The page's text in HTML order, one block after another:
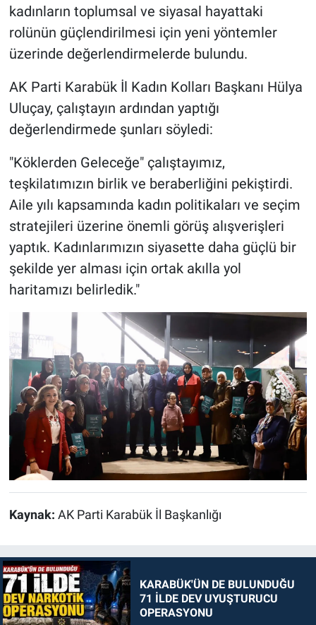
kadınların toplumsal ve siyasal hayattaki
rolünün güçlendirilmesi için yeni yöntemler
üzerinde değerlendirmelerde bulundu.
AK Parti Karabük İl Kadın Kolları Başkanı Hülya
Uluçay, çalıştayın ardından yaptığı
değerlendirmede şunları söyledi:
"Köklerden Geleceğe" çalıştayımız,
teşkilatımızın birlik ve beraberliğini pekiştirdi.
Aile yılı kapsamında kadın politikaları ve seçim
stratejileri üzerine önemli görüş alışverişleri
yaptık. Kadınlarımızın siyasette daha güçlü bir
şekilde yer alması için ortak akılla yol
haritamızı belirledik."
Kaynak: AK Parti Karabük İl Başkanlığı
KARABÜK'ÜN DE BULUNDUĞU
71 İLDE DEV UYUŞTURUCU
OPERASYONU